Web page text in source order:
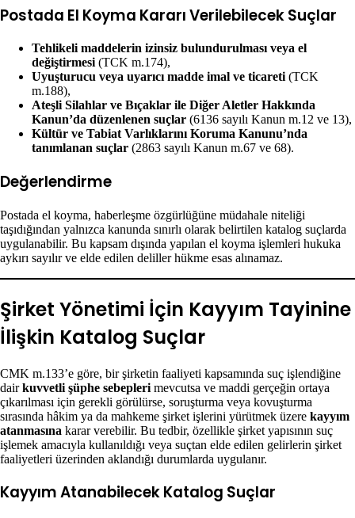
Postada El Koyma Kararı Verilebilecek Suçlar
Tehlikeli maddelerin izinsiz bulundurulması veya el
değiştirmesi (TCK m.174),
Uyuşturucu veya uyarıcı madde imal ve ticareti (TCK
m.188),
Ateşli Silahlar ve Bıçaklar ile Diğer Aletler Hakkında
Kanun’da düzenlenen suçlar (6136 sayılı Kanun m.12 ve 13),
Kültür ve Tabiat Varlıklarını Koruma Kanunu’nda
tanımlanan suçlar (2863 sayılı Kanun m.67 ve 68).
Değerlendirme
Postada el koyma, haberleşme özgürlüğüne müdahale niteliği
taşıdığından yalnızca kanunda sınırlı olarak belirtilen katalog suçlarda
uygulanabilir. Bu kapsam dışında yapılan el koyma işlemleri hukuka
aykırı sayılır ve elde edilen deliller hükme esas alınamaz.
Şirket Yönetimi İçin Kayyım Tayinine
İlişkin Katalog Suçlar
CMK m.133’e göre, bir şirketin faaliyeti kapsamında suç işlendiğine
dairkuvvetli şüphe sebepleri mevcutsa ve maddi gerçeğin ortaya
çıkarılması için gerekli görülürse, soruşturma veya kovuşturma
sırasında hâkim ya da mahkeme şirket işlerini yürütmek üzere kayyım
atanmasına karar verebilir. Bu tedbir, özellikle şirket yapısının suç
işlemek amacıyla kullanıldığı veya suçtan elde edilen gelirlerin şirket
faaliyetleri üzerinden aklandığı durumlarda uygulanır.
Kayyım Atanabilecek Katalog Suçlar